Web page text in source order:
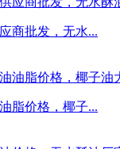
商批发，无水...
脂价格，椰子...